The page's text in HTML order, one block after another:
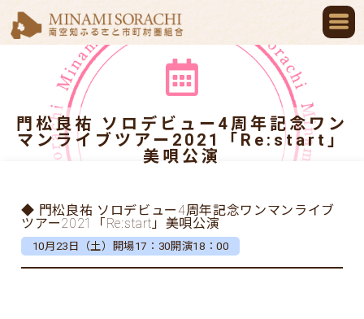
門松良祐 ソロデビュー4周年記念ワン
マンライブツアー2021「Re:start」
美唄公演
◆ 門松良祐 ソロデビュー4周年記念ワンマンライブ
ツアー2021「Re:start」美唄公演
10月23日（土）開場17：30開演18：00